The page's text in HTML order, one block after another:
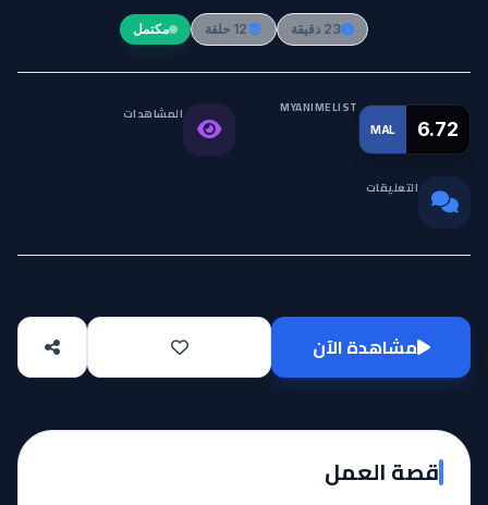
23 دقيقة 12 حلقة مكتمل
MAL 6.72
MYANIMELIST المشاهدات
التعليقات
مشاهدة الآن
قصة العمل